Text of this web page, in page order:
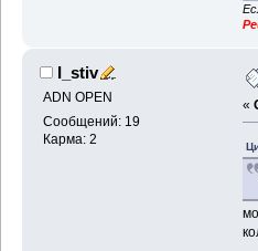
I_stiv
ADN OPEN
Сообщений: 19
Карма: 2
«